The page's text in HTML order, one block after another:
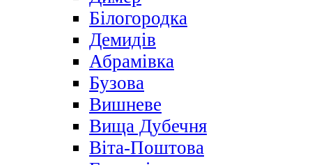
Білогородка
Демидів
Абрамівка
Бузова
Вишневе
Вища Дубечня
Віта-Поштова